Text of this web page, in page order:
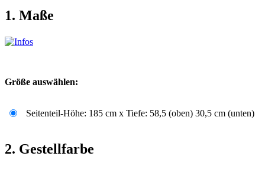
1. Maße
Größe auswählen:
Seitenteil-Höhe: 185 cm x Tiefe: 58,5 (oben) 30,5 cm (unten)
2. Gestellfarbe